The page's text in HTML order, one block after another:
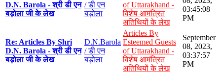
D.N. Barola - श्री डी एन
बड़ोला जी के लेख
/ डी एन
बड़ोला
of Uttarakhand -
विशेष आमंत्रित
अतिथियों के लेख
03:45:08
PM
Re: Articles By Shri
D.N. Barola - श्री डी एन
बड़ोला जी के लेख
D.N.Barola
/ डी एन
बड़ोला
Articles By
Esteemed Guests
of Uttarakhand -
विशेष आमंत्रित
अतिथियों के लेख
September
08, 2023,
03:37:57
PM